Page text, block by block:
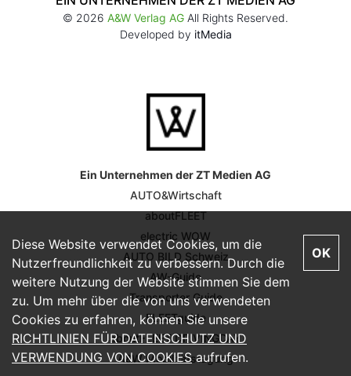
Diese Website verwendet Cookies, um die
Nutzerfreundlichkeit zu verbessern. Durch die
weitere Nutzung der Website stimmen Sie dem
zu. Um mehr über die von uns verwendeten
Cookies zu erfahren, können Sie unsere
RICHTLINIEN FÜR DATENSCHUTZ UND
VERWENDUNG VON COOKIESaufrufen.
OK
© 2026 A&W Verlag AG All Rights Reserved.
Developed by itMedia
Ein Unternehmen der ZT Medien AG
AUTO&Wirtschaft
aboutFLEET
electric WOW
AUTO BILD Schweiz
AW-Guide
Transporter Guide
FLEETguide
aboutFLEET DRIVINGDAY
A&W Mobilitätstagung